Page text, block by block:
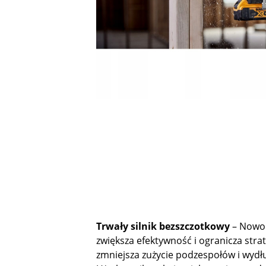
Trwały silnik bezszczotkowy–
zwiększa efektywność i ogranicza
zmniejsza zużycie podzespołów i